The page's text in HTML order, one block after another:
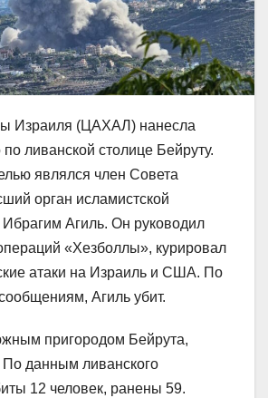
Израиля (ЦАХАЛ) нанесла
ливанской столице Бейруту.
являлся член Совета
орган исламистской
Агиль. Он руководил
«Хезболлы», курировал
атаки на Израиль и США. По
Агиль убит.
пригородом Бейрута,
По данным ливанского
12 человек, ранены 59.